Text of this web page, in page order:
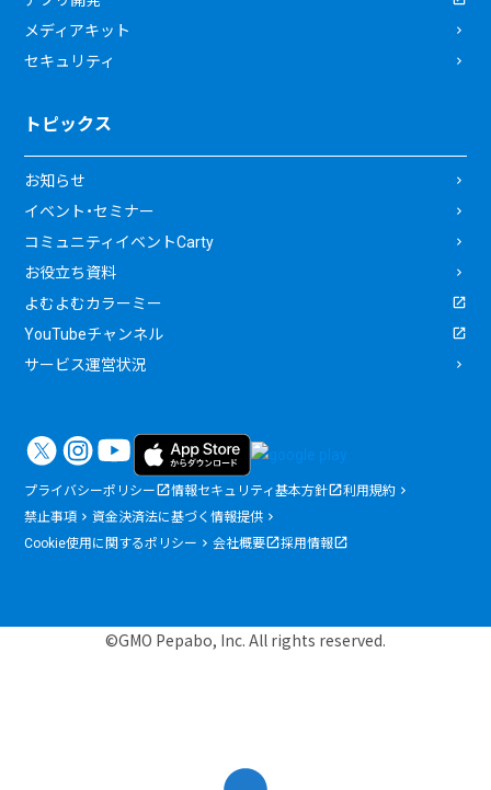
メディアキット
セキュリティ
トピックス
お知らせ
イベント・セミナー
コミュニティイベントCarty
お役立ち資料
よむよむカラーミー
YouTubeチャンネル
サービス運営状況
プライバシーポリシー 情報セキュリティ基本方針
利用規約
禁止事項
資金決済法に基づく情報提供
Cookie使用に関するポリシー
会社概要 採用情報
©GMO Pepabo, Inc. All rights reserved.